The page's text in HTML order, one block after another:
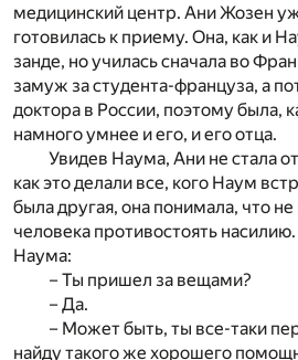
медицинский центр. Ани Жозен
готовилась к приему. Она, как и
занде, но училась сначала во
замуж за студента-француза, а
доктора в России, поэтому была,
намного умнее и его, и его отца.
Увидев Наума, Ани не стала
как это делали все, кого Наум
была другая, она понимала, что не
человека противостоять
Наума:
– Ты пришел за вещами?
– Да.
– Может быть, ты все-таки
найду такого же хорошего